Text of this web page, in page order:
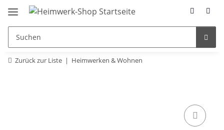
Zurück zur Liste Heimwerken & Wohnen